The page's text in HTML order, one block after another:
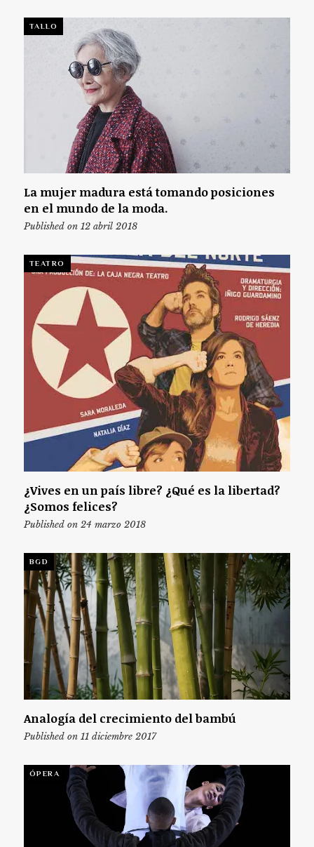
TALLO
La mujer madura está tomando posiciones
en el mundo de la moda.
Published on 12 abril 2018
TEATRO
¿Vives en un país libre? ¿Qué es la libertad?
¿Somos felices?
Published on 24 marzo 2018
BGD
Analogía del crecimiento del bambú
Published on 11 diciembre 2017
ÓPERA